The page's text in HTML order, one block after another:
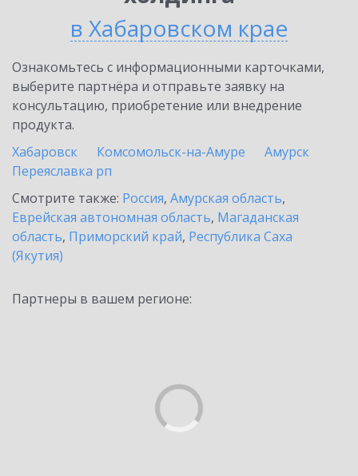
в Хабаровском крае
Ознакомьтесь с информационными карточками,
выберите партнёра и отправьте заявку на
консультацию, приобретение или внедрение
продукта.
Хабаровск
Комсомольск-на-Амуре
Амурск
Переяславка рп
Смотрите также: Россия, Амурская область,
Еврейская автономная область, Магаданская
область, Приморский край, Республика Саха
(Якутия)
Партнеры в вашем регионе: